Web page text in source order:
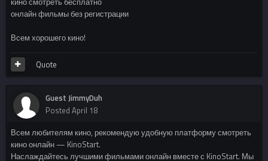
онлайн фильмы без регистрации
Всем хорошего кино!
Quote
Guest JimmyDuh
Posted April 18
Всем любителям кино, рекомендую удобную платформу смотреть
кино онлайн — KinoStart.
Наслаждайтесь лучшими фильмами онлайн вместе с KinoStart. Мы